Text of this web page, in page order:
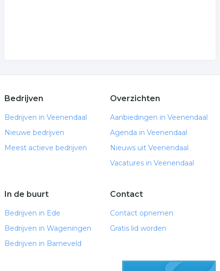
Bedrijven
Bedrijven in Veenendaal
Nieuwe bedrijven
Meest actieve bedrijven
Overzichten
Aanbiedingen in Veenendaal
Agenda in Veenendaal
Nieuws uit Veenendaal
Vacatures in Veenendaal
In de buurt
Bedrijven in Ede
Bedrijven in Wageningen
Bedrijven in Barneveld
Contact
Contact opnemen
Gratis lid worden